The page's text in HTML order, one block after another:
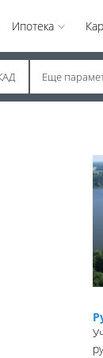
Ипотека
Еще